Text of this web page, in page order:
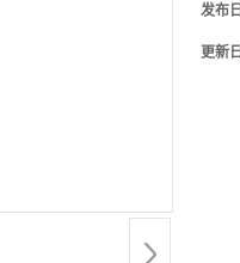
发布
更新